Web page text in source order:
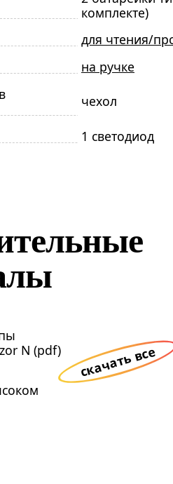
комплекте)
для чтения/
на ручке
чехол
1 светодиод
N (pdf)
скачать все